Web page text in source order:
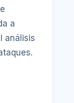
a
análisis